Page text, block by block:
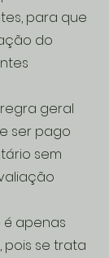
para que
do
geral
ser pago
sem
apenas
pois se trata